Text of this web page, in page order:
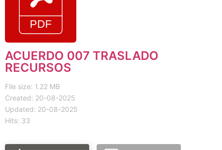
ACUERDO 007 TRASLADO
RECURSOS
File size: 1.22 MB
Created: 20-08-2025
Updated: 20-08-2025
Hits: 33